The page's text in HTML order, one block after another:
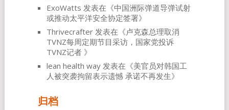
ExoWatts 发表在《中国洲际弹道导弹试射
或推动太平洋安全协定签署》
Thrivecrafter发表在《卢克森总理取消
TVNZ每周定期节目采访，国家党投诉
TVNZ记者 》
lean health way发表在《美官员对韩国工
人被突袭拘留表示遗憾 承诺不再发生》
归档